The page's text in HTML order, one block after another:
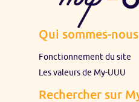
Qui sommes-nous
Fonctionnement du site
Les valeurs de My-UUU
Rechercher sur